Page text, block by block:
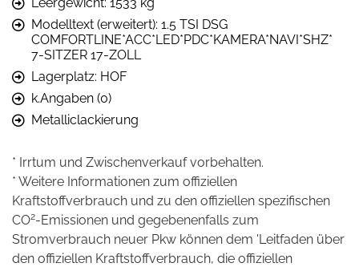
Modelltext (erweitert): 1.5 TSI DSG
COMFORTLINE*ACC*LED*PDC*KAMERA*NAVI*SHZ*
7-SITZER 17-ZOLL
Lagerplatz: HOF
k.Angaben (0)
Metalliclackierung
* Irrtum und Zwischenverkauf vorbehalten.
* Weitere Informationen zum offiziellen
Kraftstoffverbrauch und zu den offiziellen spezifischen
CO2-Emissionen und gegebenenfalls zum
Stromverbrauch neuer Pkw können dem 'Leitfaden über
den offiziellen Kraftstoffverbrauch, die offiziellen